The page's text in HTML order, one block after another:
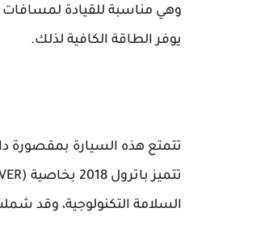
وهي مناسبة للقيادة
يوفر الطاقة الكافية لذلك.
تتمتع هذه السيارة
السلامة التكنولوجية، وقد